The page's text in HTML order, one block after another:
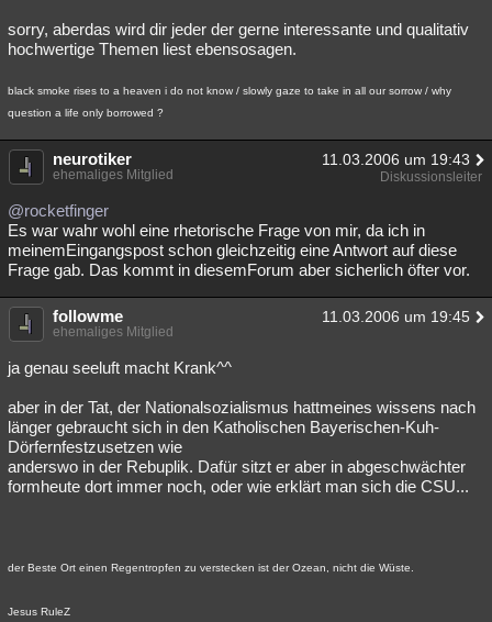
sorry, aberdas wird dir jeder der gerne interessante und qualitativ
hochwertige Themen liest ebensosagen.
black smoke rises to a heaven i do not know / slowly gaze to take in all our sorrow / why
question a life only borrowed ?
neurotiker 11.03.2006 um 19:43
ehemaliges Mitglied Diskussionsleiter
@rocketfinger
Es war wahr wohl eine rhetorische Frage von mir, da ich in
meinemEingangspost schon gleichzeitig eine Antwort auf diese
Frage gab. Das kommt in diesemForum aber sicherlich öfter vor.
followme 11.03.2006 um 19:45
ehemaliges Mitglied
ja genau seeluft macht Krank^^
aber in der Tat, der Nationalsozialismus hattmeines wissens nach
länger gebraucht sich in den Katholischen Bayerischen-Kuh-
Dörfernfestzusetzen wie
anderswo in der Rebuplik. Dafür sitzt er aber in abgeschwächter
formheute dort immer noch, oder wie erklärt man sich die CSU...
der Beste Ort einen Regentropfen zu verstecken ist der Ozean, nicht die Wüste.
Jesus RuleZ